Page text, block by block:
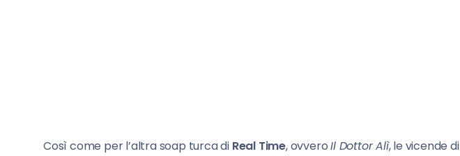
Così come per l’altra soap turca di Real Time, ovveroIl Dottor Alì, le vicende di